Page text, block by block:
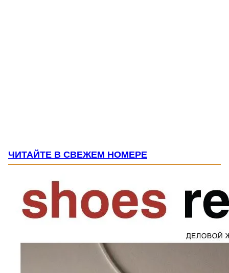
ЧИТАЙТЕ В СВЕЖЕМ НОМЕРЕ